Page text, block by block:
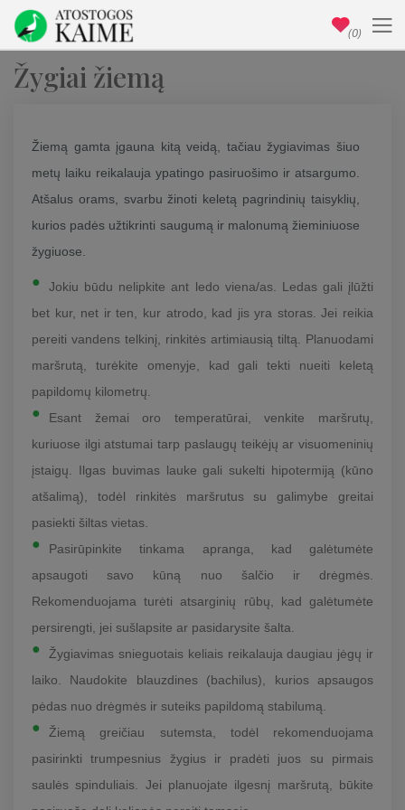
Žygiai žiemą
Žiemą gamta įgauna kitą veidą, tačiau žygiavimas šiuo
metų laiku reikalauja ypatingo pasiruošimo ir atsargumo.
Atšalus orams, svarbu žinoti keletą pagrindinių taisyklių,
kurios padės užtikrinti saugumą ir malonumą žieminiuose
žygiuose.
Jokiu būdu nelipkite ant ledo viena/as. Ledas gali įlūžti
bet kur, net ir ten, kur atrodo, kad jis yra storas. Jei reikia
pereiti vandens telkinį, rinkitės artimiausią tiltą. Planuodami
maršrutą, turėkite omenyje, kad gali tekti nueiti keletą
papildomų kilometrų.
Esant žemai oro temperatūrai, venkite maršrutų,
kuriuose ilgi atstumai tarp paslaugų teikėjų ar visuomeninių
įstaigų. Ilgas buvimas lauke gali sukelti hipotermiją (kūno
atšalimą), todėl rinkitės maršrutus su galimybe greitai
pasiekti šiltas vietas.
Pasirūpinkite tinkama apranga, kad galėtumėte
apsaugoti savo kūną nuo šalčio ir drėgmės.
Rekomenduojama turėti atsarginių rūbų, kad galėtumėte
persirengti, jei sušlapsite ar pasidarysite šalta.
Žygiavimas snieguotais keliais reikalauja daugiau jėgų ir
laiko. Naudokite blauzdines (bachilus), kurios apsaugos
pėdas nuo drėgmės ir suteiks papildomą stabilumą.
Žiemą greičiau sutemsta, todėl rekomenduojama
pasirinkti trumpesnius žygius ir pradėti juos su pirmais
saulės spinduliais. Jei planuojate ilgesnį maršrutą, būkite
(0)